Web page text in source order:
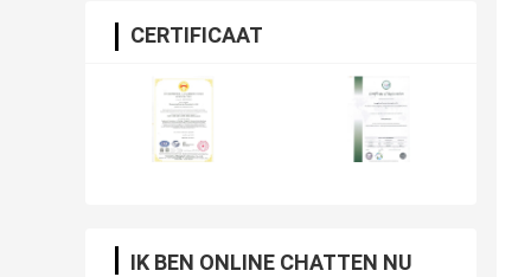
CERTIFICAAT
IK BEN ONLINE CHATTEN NU